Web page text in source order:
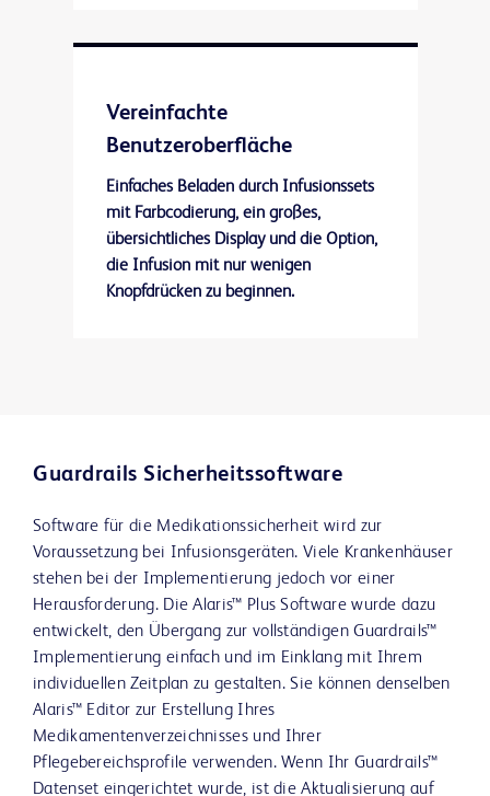
Vereinfachte
Benutzeroberfläche
Einfaches Beladen durch Infusionssets
mit Farbcodierung, ein großes,
übersichtliches Display und die Option,
die Infusion mit nur wenigen
Knopfdrücken zu beginnen.
Guardrails Sicherheitssoftware
Software für die Medikationssicherheit wird zur
Voraussetzung bei Infusionsgeräten. Viele Krankenhäuser
stehen bei der Implementierung jedoch vor einer
Herausforderung. Die Alaris™ Plus Software wurde dazu
entwickelt, den Übergang zur vollständigen Guardrails™
Implementierung einfach und im Einklang mit Ihrem
individuellen Zeitplan zu gestalten. Sie können denselben
Alaris™ Editor zur Erstellung Ihres
Medikamentenverzeichnisses und Ihrer
Pflegebereichsprofile verwenden. Wenn Ihr Guardrails™
Datenset eingerichtet wurde, ist die Aktualisierung auf